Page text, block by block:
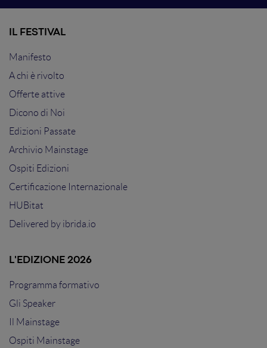
IL FESTIVAL
Manifesto
A chi è rivolto
Offerte attive
Dicono di Noi
Edizioni Passate
Archivio Mainstage
Ospiti Edizioni
Certificazione Internazionale
HUBitat
Delivered by ibrida.io
L'EDIZIONE 2026
Programma formativo
Gli Speaker
Il Mainstage
Ospiti Mainstage